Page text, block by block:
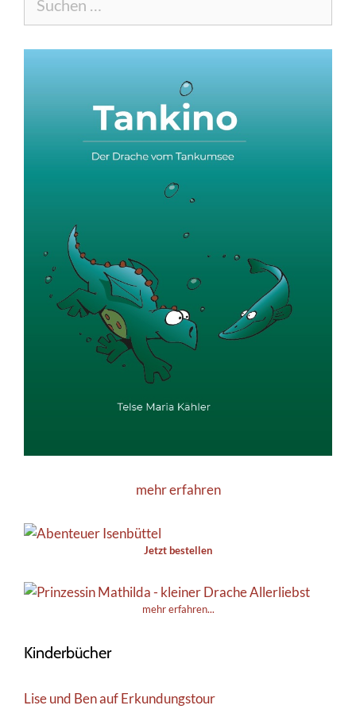
nach:
mehr erfahren
Jetzt bestellen
mehr erfahren...
Kinderbücher
Lise und Ben auf Erkundungstour